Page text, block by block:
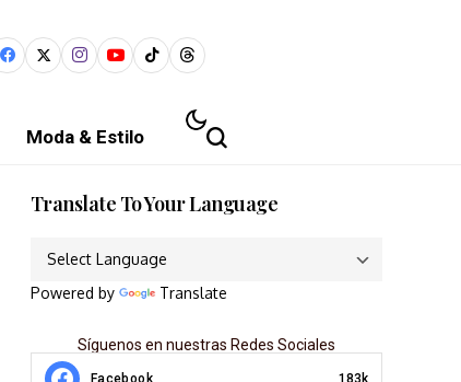
Moda & Estilo
Translate To Your Language
Powered by Translate
Síguenos en nuestras Redes Sociales
Facebook 183k